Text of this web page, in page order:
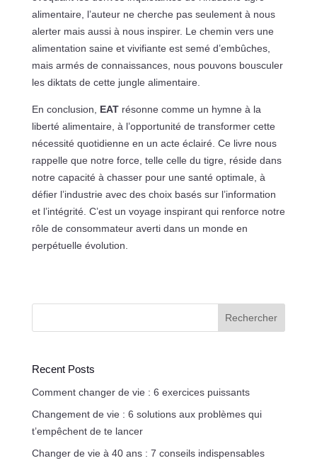
alimentaire, l’auteur ne cherche pas seulement à nous
alerter mais aussi à nous inspirer. Le chemin vers une
alimentation saine et vivifiante est semé d’embûches,
mais armés de connaissances, nous pouvons bousculer
les diktats de cette jungle alimentaire.
En conclusion, EATrésonne comme un hymne à la
liberté alimentaire, à l’opportunité de transformer cette
nécessité quotidienne en un acte éclairé. Ce livre nous
rappelle que notre force, telle celle du tigre, réside dans
notre capacité à chasser pour une santé optimale, à
défier l’industrie avec des choix basés sur l’information
et l’intégrité. C’est un voyage inspirant qui renforce notre
rôle de consommateur averti dans un monde en
perpétuelle évolution.
Rechercher
Recent Posts
Comment changer de vie : 6 exercices puissants
Changement de vie : 6 solutions aux problèmes qui
t’empêchent de te lancer
Changer de vie à 40 ans : 7 conseils indispensables